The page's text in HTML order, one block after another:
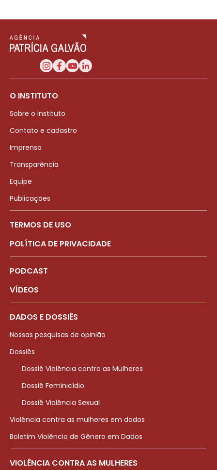
O INSTITUTO
Sobre o Instituto
Contato e cadastro
Imprensa
Transparência
Equipe
Publicações
TERMOS DE USO
POLÍTICA DE PRIVACIDADE
PODCAST
VÍDEOS
DADOS E DOSSIÊS
Nossas pesquisas de opinião
Dossiês
Dossiê Violência contra as Mulheres
Dossiê Feminicídio
Dossiê Violência Sexual
Violência contra as mulheres em dados
Boletim Violência de Gênero em Dados
VIOLÊNCIA CONTRA AS MULHERES